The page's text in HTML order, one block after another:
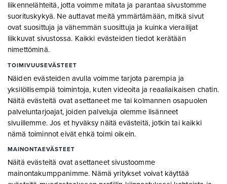
liikennelähteitä, jotta voimme mitata ja parantaa sivustomme
suorituskykyä. Ne auttavat meitä ymmärtämään, mitkä sivut
ovat suosittuja ja vähemmän suosittuja ja kuinka vierailijat
liikkuvat sivustossa. Kaikki evästeiden tiedot kerätään
nimettöminä.
TOIMIVUUSEVÄSTEET
Näiden evästeiden avulla voimme tarjota parempia ja
yksilöllisempiä toimintoja, kuten videoita ja reaaliaikaisen chatin.
Näitä evästeitä ovat asettaneet me tai kolmannen osapuolen
palveluntarjoajat, joiden palveluja olemme lisänneet
sivuillemme. Jos et hyväksy näitä evästeitä, jotkin tai kaikki
nämä toiminnot eivät ehkä toimi oikein.
MAINONTAEVÄSTEET
Näitä evästeitä ovat asettaneet sivustoomme
mainontakumppanimme. Nämä yritykset voivat käyttää